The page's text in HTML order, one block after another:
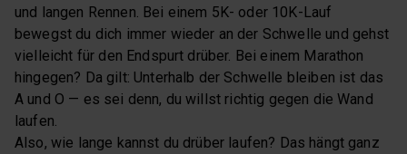
und langen Rennen. Bei einem 5K- oder 10K-Lauf
bewegst du dich immer wieder an der Schwelle und gehst
vielleicht für den Endspurt drüber. Bei einem Marathon
hingegen? Da gilt: Unterhalb der Schwelle bleiben ist das
A und O — es sei denn, du willst richtig gegen die Wand
laufen.
Also, wie lange kannst du drüber laufen? Das hängt ganz